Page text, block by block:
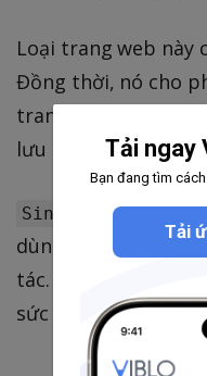
Loại trang web này
Đồng thời, nó cho
trang web: thiết kế
lưu trữ ít hơn.
Single-page
dùng bằng thiết kế
tác. Đó là lý do tại
sức hút vào năm
Tải ngay
Bạn đang tìm
Tải